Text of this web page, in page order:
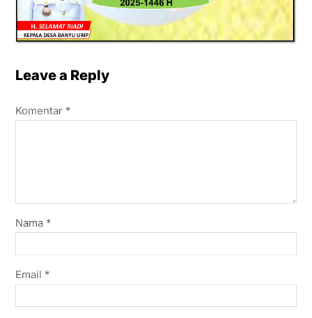
Leave a Reply
Komentar *
Nama *
Email *